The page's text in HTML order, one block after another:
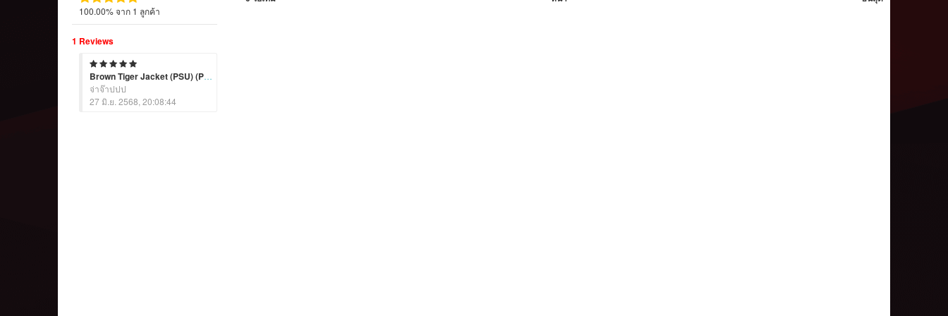
100.00% จาก 1 ลูกค้า
1 Reviews
Brown Tiger Jacket (PSU) (Permanent)
จ่าจ๊าปปป
27 มิ.ย. 2568, 20:08:44